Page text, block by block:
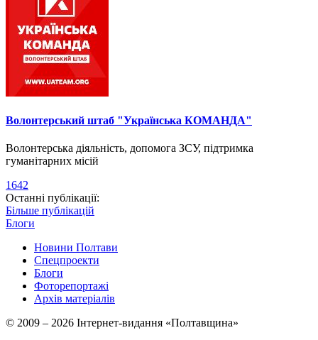
Волонтерський штаб "Українська КОМАНДА"
Волонтерська діяльність, допомога ЗСУ, підтримка
гуманітарних місій
1642
Останні публікації:
Більше публікацій
Блоги
Новини Полтави
Спецпроекти
Блоги
Фоторепортажі
Архів матеріалів
© 2009 – 2026 Інтернет-видання «Полтавщина»